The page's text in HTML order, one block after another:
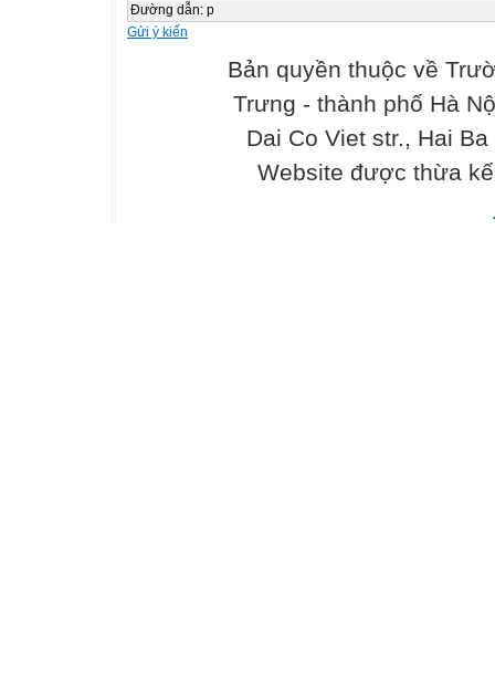
Đường dẫn: p
Gửi ý kiến
Bản quyền thuộc về
Trưng - thành phố Hà
Dai Co Viet str., Hai
Website được thừa